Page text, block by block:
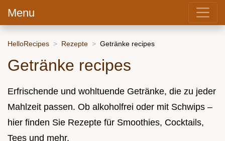
Menu
HelloRecipes Rezepte Getränke recipes
Getränke recipes
Erfrischende und wohltuende Getränke, die zu jeder
Mahlzeit passen. Ob alkoholfrei oder mit Schwips –
hier finden Sie Rezepte für Smoothies, Cocktails,
Tees und mehr.